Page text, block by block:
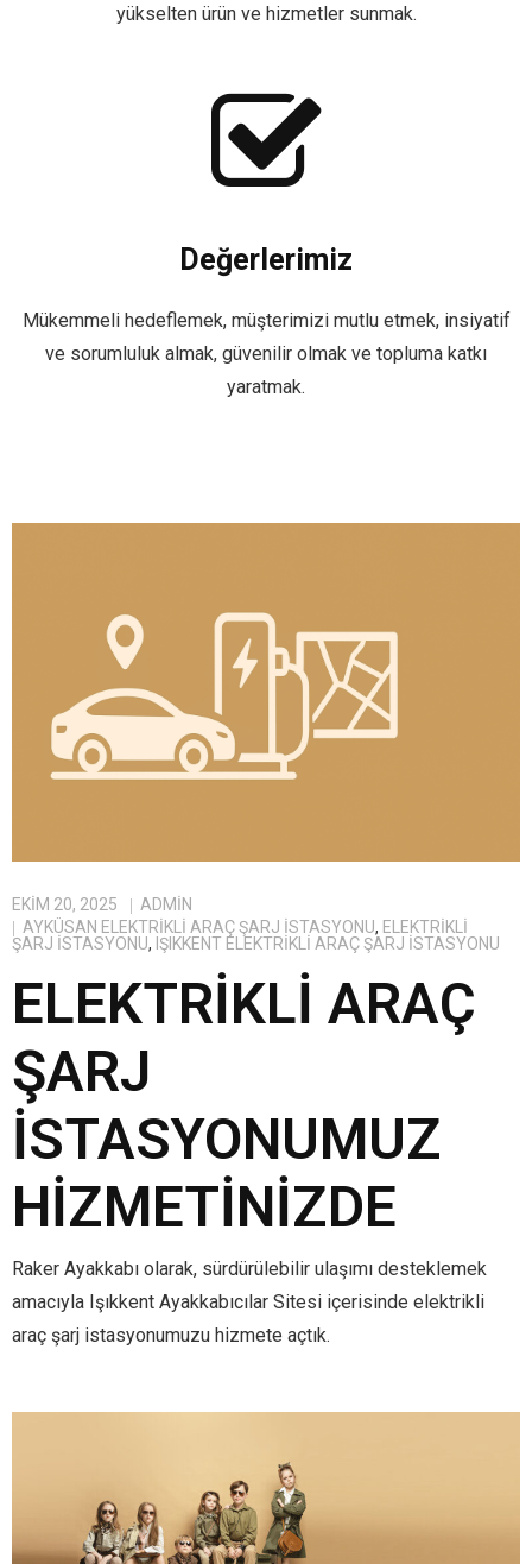
yükselten ürün ve hizmetler sunmak.
Değerlerimiz
Mükemmeli hedeflemek, müşterimizi mutlu etmek, insiyatif
ve sorumluluk almak, güvenilir olmak ve topluma katkı
yaratmak.
EKIM 20, 2025
ADMIN
AYKÜSAN ELEKTRIKLI ARAÇ ŞARJ İSTASYONU, ELEKTRIKLI
ŞARJ İSTASYONU, IŞIKKENT ELEKTRIKLI ARAÇ ŞARJ İSTASYONU
ELEKTRIKLI ARAÇ
ŞARJ
İSTASYONUMUZ
HIZMETINIZDE
Raker Ayakkabı olarak, sürdürülebilir ulaşımı desteklemek
amacıyla Işıkkent Ayakkabıcılar Sitesi içerisinde elektrikli
araç şarj istasyonumuzu hizmete açtık.